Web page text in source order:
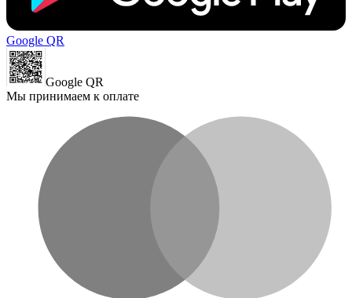
Google QR
Google QR
Мы принимаем к оплате